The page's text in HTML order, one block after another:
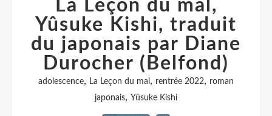
La Leçon du mal,
Yûsuke Kishi, traduit
du japonais par Diane
Durocher (Belfond)
adolescence, La Leçon du mal , rentrée 2022, roman
japonais, Yûsuke Kishi